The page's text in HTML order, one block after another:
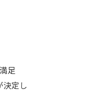
足
決定し